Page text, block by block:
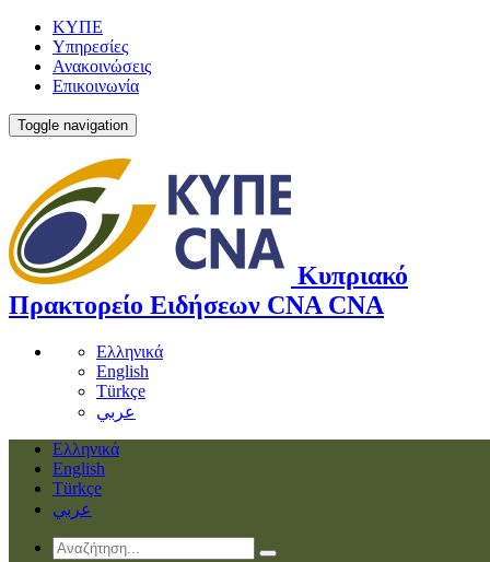
ΚΥΠΕ
Υπηρεσίες
Ανακοινώσεις
Επικοινωνία
Toggle navigation
Κυπριακό
Πρακτορείο Ειδήσεων CNA CNA
Ελληνικά
English
Türkçe
عربي
Ελληνικά
English
Türkçe
عربي